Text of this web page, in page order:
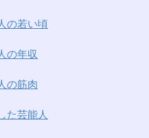
の若い頃
の年収
の筋肉
た芸能人